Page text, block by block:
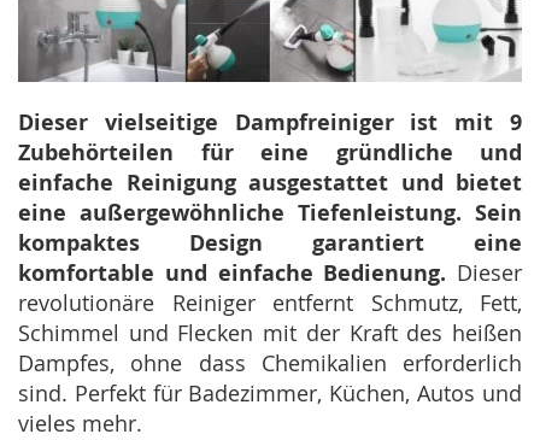
Dieser vielseitige Dampfreiniger ist mit 9
Zubehörteilen für eine gründliche und
einfache Reinigung ausgestattet und bietet
eine außergewöhnliche Tiefenleistung. Sein
kompaktes Design garantiert eine
komfortable und einfache Bedienung. Dieser
revolutionäre Reiniger entfernt Schmutz, Fett,
Schimmel und Flecken mit der Kraft des heißen
Dampfes, ohne dass Chemikalien erforderlich
sind. Perfekt für Badezimmer, Küchen, Autos und
vieles mehr.